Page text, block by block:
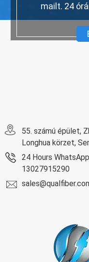
mailt. 24
55. számú épület,
Longhua körzet,
24 Hours
13027915290